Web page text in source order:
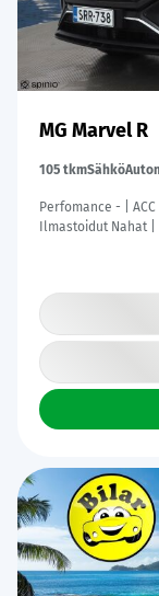
MG Marvel R
105 tkmSähkö
Perfomance - |
Ilmastoidut Nahat |